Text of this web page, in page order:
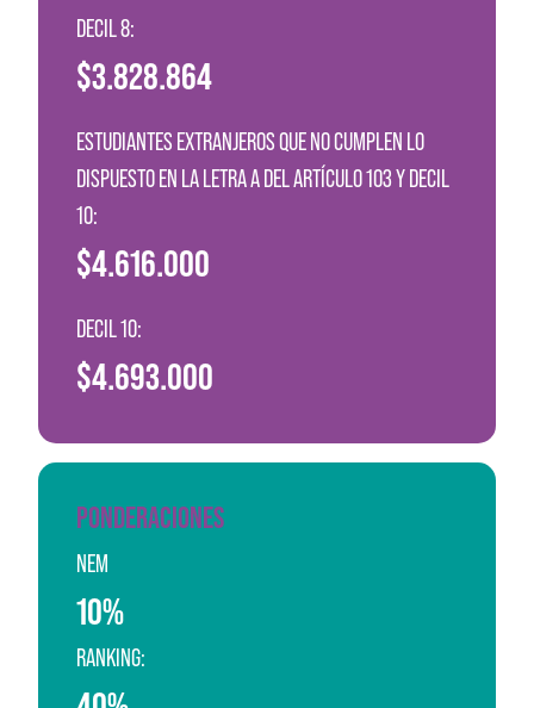
DECIL 8:
$3.828.864
ESTUDIANTES EXTRANJEROS QUE NO CUMPLEN LO
DISPUESTO EN LA LETRA A DEL ARTÍCULO 103 Y DECIL
10:
$4.616.000
DECIL 10:
$4.693.000
PONDERACIONES
NEM
10%
RANKING: